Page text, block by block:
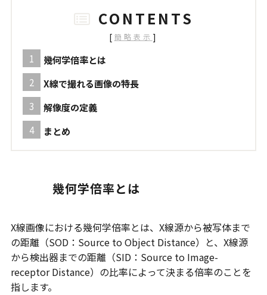
CONTENTS
[ 簡略表示 ]
幾何学倍率とは
X線で撮れる画像の特長
解像度の定義
まとめ
幾何学倍率とは
X線画像における幾何学倍率とは、X線源から被写体まで
の距離（SOD：Source to Object Distance）と、X線源
から検出器までの距離（SID：Source to Image-
receptor Distance）の比率によって決まる倍率のことを
指します。